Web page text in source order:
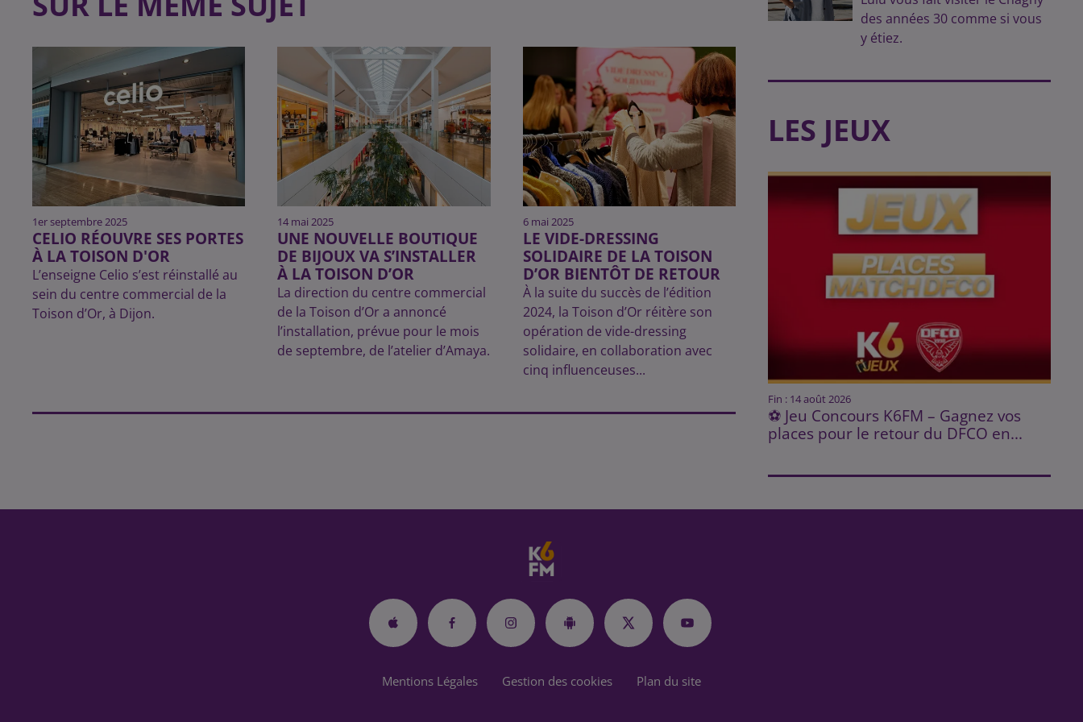
1er septembre 2025
CELIO RÉOUVRE SES PORTES
À LA TOISON D'OR
L’enseigne Celio s’est réinstallé au
sein du centre commercial de la
Toison d’Or, à Dijon.
14 mai 2025
UNE NOUVELLE BOUTIQUE
DE BIJOUX VA S’INSTALLER
À LA TOISON D’OR
La direction du centre commercial
de la Toison d’Or a annoncé
l’installation, prévue pour le mois
de septembre, de l’atelier d’Amaya.
6 mai 2025
LE VIDE-DRESSING
SOLIDAIRE DE LA TOISON
D’OR BIENTÔT DE RETOUR
À la suite du succès de l’édition
2024, la Toison d’Or réitère son
opération de vide-dressing
solidaire, en collaboration avec
cinq influenceuses...
des années 30 comme si vous
y étiez.
LES JEUX
Fin : 14 août 2026
⚽ Jeu Concours K6FM – Gagnez vos
places pour le retour du DFCO en...
Mentions Légales Gestion des cookies Plan du site